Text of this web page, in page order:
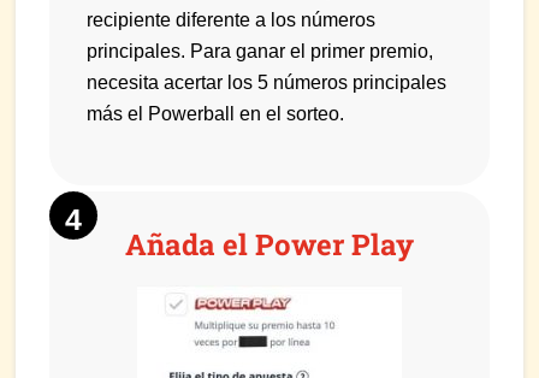
recipiente diferente a los números
principales. Para ganar el primer premio,
necesita acertar los 5 números principales
más el Powerball en el sorteo.
Añada el Power Play